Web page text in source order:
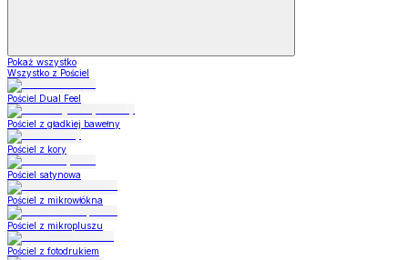
Pokaż wszystko
Wszystko z Pościel
Pościel Dual Feel
Pościel z gładkiej bawełny
Pościel z kory
Pościel satynowa
Pościel z mikrowłókna
Pościel z mikropluszu
Pościel z fotodrukiem